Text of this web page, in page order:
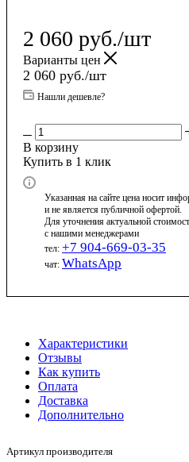
2 060 руб./шт
Варианты цен
2 060 руб./шт
Нашли дешевле?
В корзину
Купить в 1 клик
Указанная на сайте цена носит
и не является публичной офертой.
Для уточнения актуальной
с нашими менеджерами
тел: +7 904-669-03-35
чат: WhatsApp
Характеристики
Отзывы
Как купить
Оплата
Доставка
Дополнительно
Артикул производителя